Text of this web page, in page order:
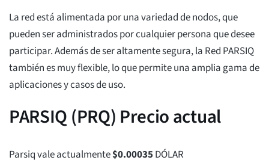
La red está alimentada por una variedad de nodos, que
pueden ser administrados por cualquier persona que desee
participar. Además de ser altamente segura, la Red PARSIQ
también es muy flexible, lo que permite una amplia gama de
aplicaciones y casos de uso.
PARSIQ (PRQ) Precio actual
Parsiq vale actualmente$0.00035DÓLAR